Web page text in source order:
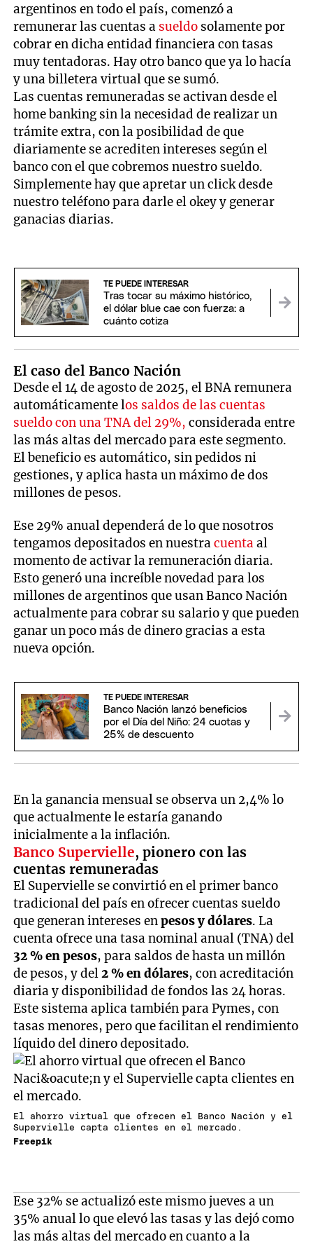
argentinos en todo el país, comenzó a
remunerar las cuentas a sueldo solamente por
cobrar en dicha entidad financiera con tasas
muy tentadoras. Hay otro banco que ya lo hacía
y una billetera virtual que se sumó.
Las cuentas remuneradas se activan desde el
home banking sin la necesidad de realizar un
trámite extra, con la posibilidad de que
diariamente se acrediten intereses según el
banco con el que cobremos nuestro sueldo.
Simplemente hay que apretar un click desde
nuestro teléfono para darle el okey y generar
ganacias diarias.
TE PUEDE INTERESAR
Tras tocar su máximo histórico,
el dólar blue cae con fuerza: a
cuánto cotiza
El caso del Banco Nación
Desde el 14 de agosto de 2025, el BNA remunera
automáticamente los saldos de las cuentas
sueldo con una TNA del 29%, considerada entre
las más altas del mercado para este segmento.
El beneficio es automático, sin pedidos ni
gestiones, y aplica hasta un máximo de dos
millones de pesos.
Ese 29% anual dependerá de lo que nosotros
tengamos depositados en nuestracuenta al
momento de activar la remuneración diaria.
Esto generó una increíble novedad para los
millones de argentinos que usan Banco Nación
actualmente para cobrar su salario y que pueden
ganar un poco más de dinero gracias a esta
nueva opción.
TE PUEDE INTERESAR
Banco Nación lanzó beneficios
por el Día del Niño: 24 cuotas y
25% de descuento
En la ganancia mensual se observa un 2,4% lo
que actualmente le estaría ganando
inicialmente a la inflación.
Banco Supervielle, pionero con las
cuentas remuneradas
El Supervielle se convirtió en el primer banco
tradicional del país en ofrecer cuentas sueldo
que generan intereses enpesos y dólares. La
cuenta ofrece una tasa nominal anual (TNA) del
32 % en pesos, para saldos de hasta un millón
de pesos, y del2 % en dólares, con acreditación
diaria y disponibilidad de fondos las 24 horas.
Este sistema aplica también para Pymes, con
tasas menores, pero que facilitan el rendimiento
líquido del dinero depositado.
El ahorro virtual que ofrecen el Banco Nación y el
Supervielle capta clientes en el mercado.
Freepik
Ese 32% se actualizó este mismo jueves a un
35% anual lo que elevó las tasas y las dejó como
las más altas del mercado en cuanto a la